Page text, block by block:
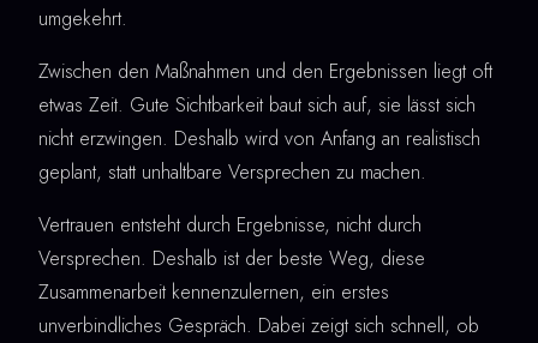
umgekehrt.
Zwischen den Maßnahmen und den Ergebnissen liegt oft
etwas Zeit. Gute Sichtbarkeit baut sich auf, sie lässt sich
nicht erzwingen. Deshalb wird von Anfang an realistisch
geplant, statt unhaltbare Versprechen zu machen.
Vertrauen entsteht durch Ergebnisse, nicht durch
Versprechen. Deshalb ist der beste Weg, diese
Zusammenarbeit kennenzulernen, ein erstes
unverbindliches Gespräch. Dabei zeigt sich schnell, ob